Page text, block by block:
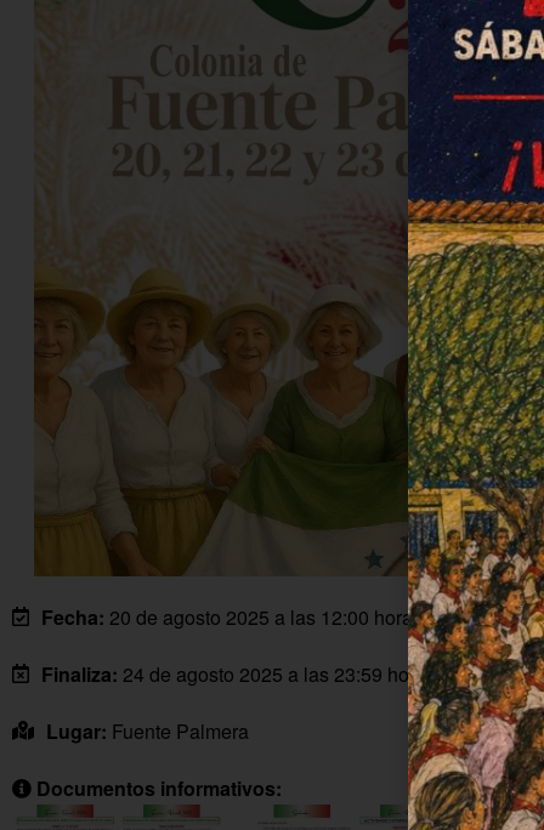
Fecha: 20 de agosto 2025 a las 12:00 horas
Finaliza: 24 de agosto 2025 a las 23:59 horas
Lugar: Fuente Palmera
Documentos informativos: